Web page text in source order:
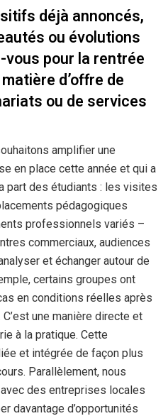
déjà annoncés,
ou évolutions
pour la rentrée
d’offre de
ou de services
amplifier une
en place cette année et qui a
part des étudiants : les visites
pédagogiques
professionnels variés –
commerciaux, audiences
et échanger autour de
certains groupes ont
en conditions réelles après
une manière directe et
à la pratique. Cette
et intégrée de façon plus
Parallèlement, nous
des entreprises locales
davantage d’opportunités